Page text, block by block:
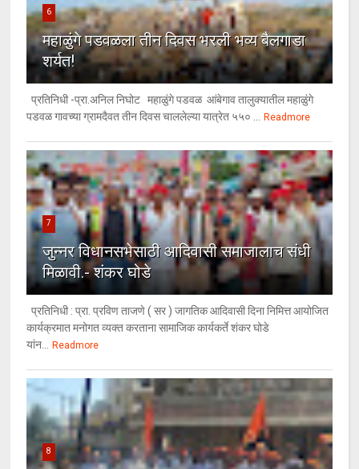
6
महाळुंगे पडवळला तीन दिवस भरली भव्य बैलगाडा
शर्यत!
प्रतिनिधी -प्रा.अनिल निघोट महाळुंगे पडवळ आंबेगाव तालुक्यातील महाळुंगे
पडवळ गावच्या ग्रामदैवत तीन दिवस चाललेल्या यात्रेत ५५० ... Readmore
7
जुन्नर विधानसभेसाठी आदिवासी समाजालाच संधी
मिळावी.- शंकर घोडे
प्रतिनिधी : प्रा. प्रविण ताजणे ( सर ) जागतिक आदिवासी दिना निमित्त आयोजित
कार्यक्रमात मनोगत व्यक्त करताना सामाजिक कार्यकर्ते शंकर घोडे
यांन... Readmore
8